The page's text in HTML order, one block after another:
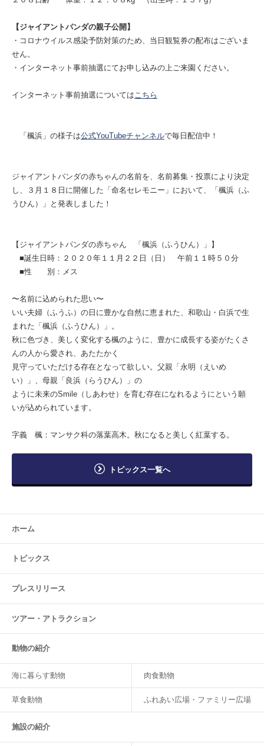
【ジャイアントパンダの親子公開】
・コロナウイルス感染予防対策のため、当日観覧券の配布はございま
せん。
・インターネット事前抽選にてお申し込みの上ご来園ください。
インターネット事前抽選については こちら
「楓浜」の様子は公式YouTubeチャンネルで毎日配信中！
ジャイアントパンダの赤ちゃんの名前を、名前募集・投票により決定
し、３月１８日に開催した「命名セレモニー」において、「楓浜（ふ
うひん）」と発表しました！
【ジャイアントパンダの赤ちゃん 「楓浜（ふうひん）」】
■誕生日時：２０２０年１１月２２日（日） 午前１１時５０分
■性 別：メス
〜名前に込められた思い〜
いい夫婦（ふうふ）の日に豊かな自然に恵まれた、和歌山・白浜で生
まれた「楓浜（ふうひん）」。
秋に色づき、美しく変化する楓のように、豊かに成長する姿がたくさ
んの人から愛され、あたたかく
見守っていただける存在となって欲しい。父親「永明（えいめ
い）」、母親「良浜（らうひん）」の
ように未来のSmile（しあわせ）を育む存在になれるようにという願
いが込められています。
字義 楓：マンサク科の落葉高木。秋になると美しく紅葉する。
トピックス一覧へ
ホーム
トピックス
プレスリリース
ツアー・ アトラクション
動物の紹介
海に暮らす動物 肉食動物
草食動物 ふれあい広場・ファミリー広場
施設の紹介